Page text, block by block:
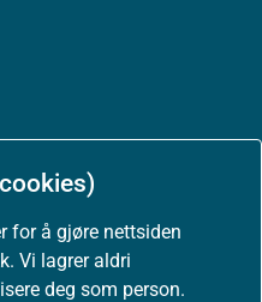
for å gjøre nettsiden
Vi lagrer aldri
deg som person.